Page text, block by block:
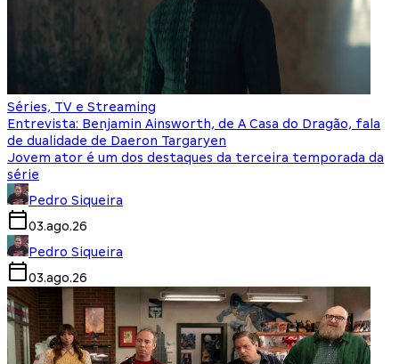
Séries, TV e Streaming
Entrevista: Benjamin Ainsworth, de A Casa do Dragão, fala
de dualidade de Daeron Targaryen
Jovem ator é um dos destaques da terceira temporada da
série
Pedro Siqueira
03.ago.26
Pedro Siqueira
03.ago.26